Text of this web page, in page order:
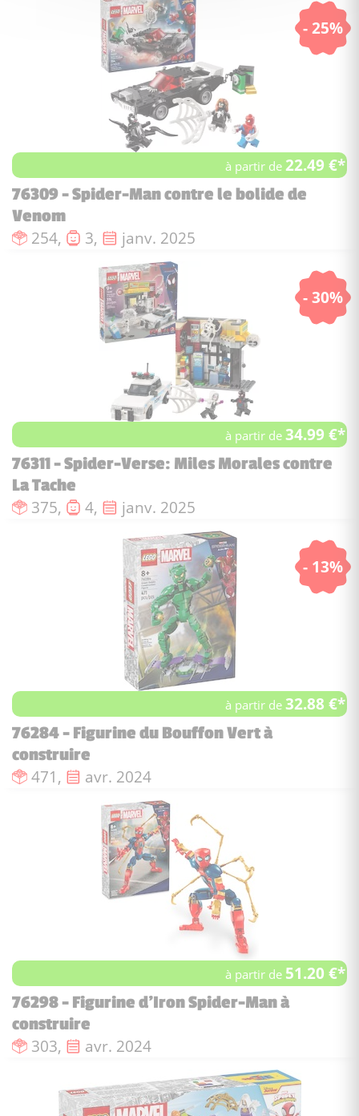
- 25%
à partir de22.49 €*
76309 - Spider-Man contre le bolide de
Venom
Nombre de pièces :
254, Nombre de figurines :
3, Date de sortie :
janv. 2025
- 30%
à partir de34.99 €*
76311 - Spider-Verse: Miles Morales contre
La Tache
Nombre de pièces :
375, Nombre de figurines :
4, Date de sortie :
janv. 2025
- 13%
à partir de32.88 €*
76284 - Figurine du Bouffon Vert à
construire
Nombre de pièces :
471, Date de sortie :
avr. 2024
à partir de 51.20 €*
76298 - Figurine d'Iron Spider-Man à
construire
Nombre de pièces :
303, Date de sortie :
avr. 2024